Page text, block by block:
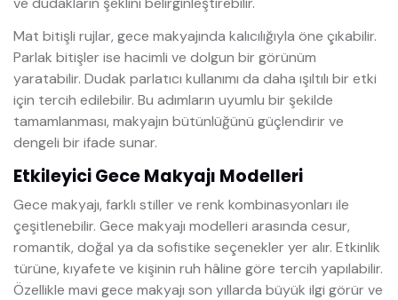
Mat bitişli rujlar, gece makyajında kalıcılığıyla öne çıkabilir.
Parlak bitişler ise hacimli ve dolgun bir görünüm
yaratabilir. Dudak parlatıcı kullanımı da daha ışıltılı bir etki
için tercih edilebilir. Bu adımların uyumlu bir şekilde
tamamlanması, makyajın bütünlüğünü güçlendirir ve
dengeli bir ifade sunar.
Etkileyici Gece Makyajı Modelleri
Gece makyajı, farklı stiller ve renk kombinasyonları ile
çeşitlenebilir. Gece makyajı modelleri arasında cesur,
romantik, doğal ya da sofistike seçenekler yer alır. Etkinlik
türüne, kıyafete ve kişinin ruh hâline göre tercih yapılabilir.
Özellikle mavi gece makyajı son yıllarda büyük ilgi görür ve